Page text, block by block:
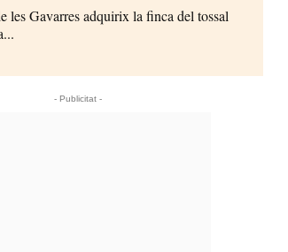
les Gavarres adquirix la finca del tossal
- Publicitat -